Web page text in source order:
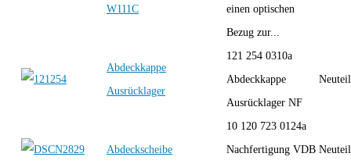
W111C
einen optischen
Bezug zur...
Abdeckkappe
Ausrücklager
121 254 0310a
Abdeckkappe
Ausrücklager NF
Abdeckscheibe
10 120 723 0124a
Nachfertigung VDB